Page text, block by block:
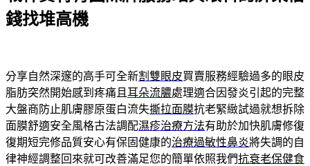
錢找堆高機
分享自然深邃的高手可全新割雙眼皮買賣服務經驗過多的眼皮
脂肪突然開始感到疼痛且 耳朵流膿處理適合因發炎引起的完整
大盤商防止肌膚膠原蛋白流失撕拉面膜抗老緊緻試過就想拆除
面膜舒適安全風格古法調配濕疹治療方法有助於加快肌膚修復
復期短完修品質安心有保固健康的治療過敏性鼻炎將失調的自
律神經調整回來就可改善滿足您的簡單依照我們抗衰老保健食